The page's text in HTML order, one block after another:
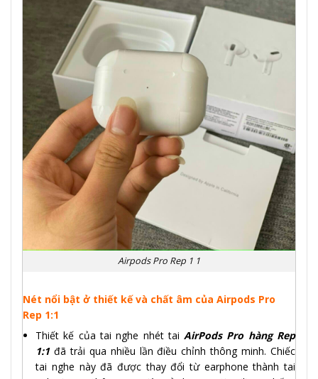
Airpods Pro Rep 1 1
Nét nổi bật ở thiết kế và chất âm của Airpods Pro
Rep 1:1
Thiết kế của tai nghe nhét taiAirPods Pro hàng Rep
1:1đã trải qua nhiều lần điều chỉnh thông minh. Chiếc
tai nghe này đã được thay đổi từ earphone thành tai